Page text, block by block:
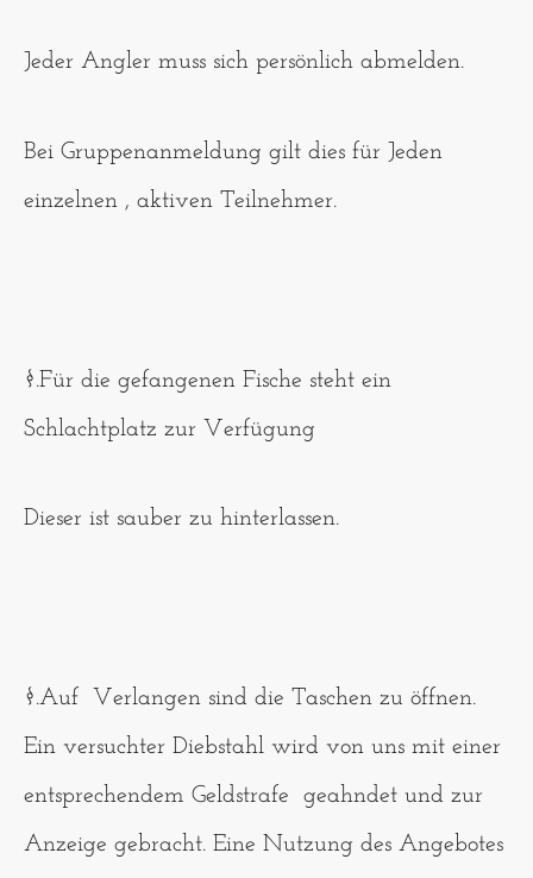
Jeder Angler muss sich persönlich abmelden.
Bei Gruppenanmeldung gilt dies für Jeden
einzelnen , aktiven Teilnehmer.
§.Für die gefangenen Fische steht ein
Schlachtplatz zur Verfügung
Dieser ist sauber zu hinterlassen.
§.Auf Verlangen sind die Taschen zu öffnen.
Ein versuchter Diebstahl wird von uns mit einer
entsprechendem Geldstrafe geahndet und zur
Anzeige gebracht. Eine Nutzung des Angebotes